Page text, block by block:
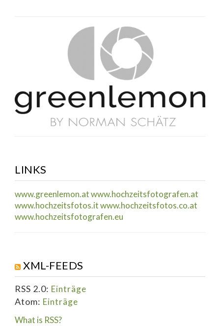
LINKS
www.greenlemon.atwww.hochzeitsfotografen.at
www.hochzeitsfotos.itwww.hochzeitsfotos.co.at
www.hochzeitsfotografen.eu
XML-FEEDS
RSS 2.0: Einträge
Atom: Einträge
What is RSS?